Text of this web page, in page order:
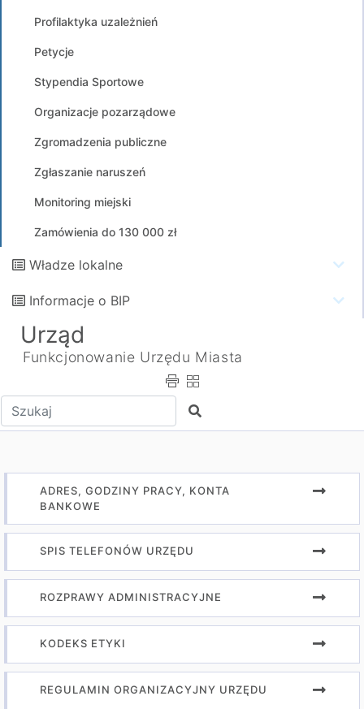
Profilaktyka uzależnień
Petycje
Stypendia Sportowe
Organizacje pozarządowe
Zgromadzenia publiczne
Zgłaszanie naruszeń
Monitoring miejski
Zamówienia do 130 000 zł
Władze lokalne
Informacje o BIP
Urząd
Funkcjonowanie Urzędu Miasta
Wpisz tekst do wyszukania Szukaj
ADRES, GODZINY PRACY, KONTA
BANKOWE
SPIS TELEFONÓW URZĘDU
ROZPRAWY ADMINISTRACYJNE
KODEKS ETYKI
REGULAMIN ORGANIZACYJNY URZĘDU